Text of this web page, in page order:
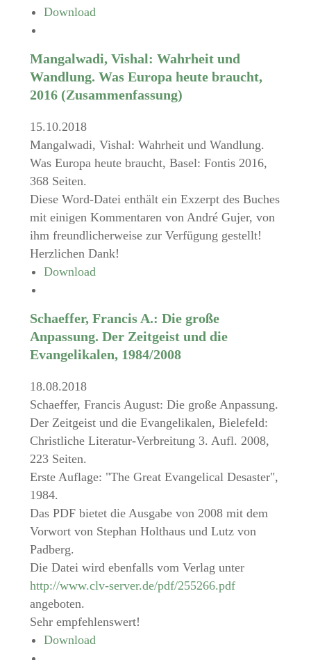
Download
Mangalwadi, Vishal: Wahrheit und
Wandlung. Was Europa heute braucht,
2016 (Zusammenfassung)
15.10.2018
Mangalwadi, Vishal: Wahrheit und Wandlung.
Was Europa heute braucht, Basel: Fontis 2016,
368 Seiten.
Diese Word-Datei enthält ein Exzerpt des Buches
mit einigen Kommentaren von André Gujer, von
ihm freundlicherweise zur Verfügung gestellt!
Herzlichen Dank!
Download
Schaeffer, Francis A.: Die große
Anpassung. Der Zeitgeist und die
Evangelikalen, 1984/2008
18.08.2018
Schaeffer, Francis August: Die große Anpassung.
Der Zeitgeist und die Evangelikalen, Bielefeld:
Christliche Literatur-Verbreitung 3. Aufl. 2008,
223 Seiten.
Erste Auflage: "The Great Evangelical Desaster",
1984.
Das PDF bietet die Ausgabe von 2008 mit dem
Vorwort von Stephan Holthaus und Lutz von
Padberg.
Die Datei wird ebenfalls vom Verlag unter
http://www.clv-server.de/pdf/255266.pdf
angeboten.
Sehr empfehlenswert!
Download